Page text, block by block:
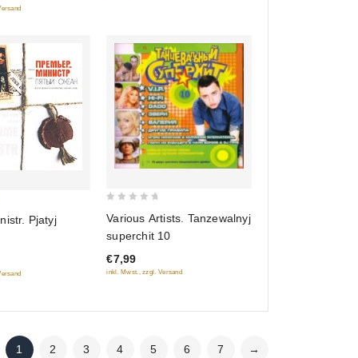
Pjatyj
of
5
Various Artists. Tanzewalnyj
superchit 10
€7,99
inkl. Mwst., zzgl. Versand
1 2 3 4 5 6 7 →